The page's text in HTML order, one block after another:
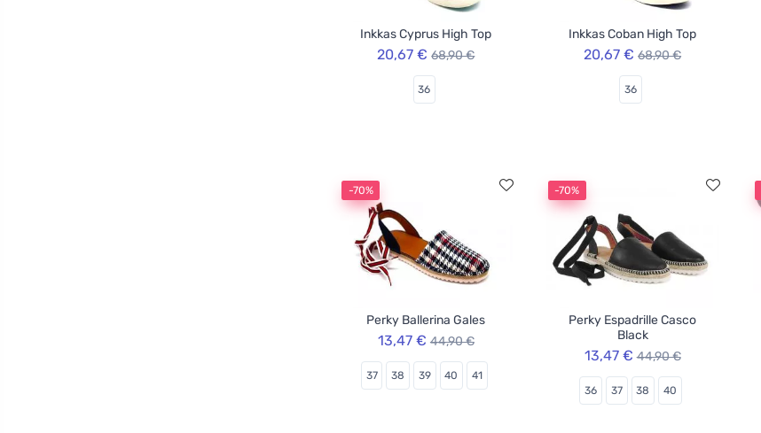
Inkkas Cyprus High Top
20,67 € 68,90 €
36
Inkkas Coban High Top
20,67 € 68,90 €
36
-70%
Perky Ballerina Gales
13,47 € 44,90 €
37 38 39 40 41
-70%
Perky Espadrille Casco
Black
13,47 € 44,90 €
36 37 38 40